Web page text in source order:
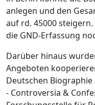
anlegen und den
auf rd. 45000
die GND-Erfassung
Darüber hinaus
Angeboten
Deutschen
- Controversia &